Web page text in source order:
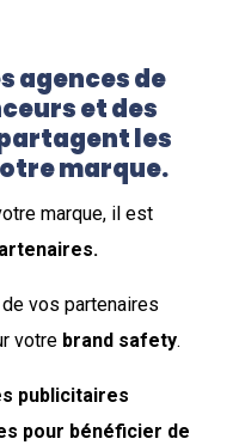
agences de
et des
les
marque.
marque, il est
vos partenaires
votre brand safety.
publicitaires
pour bénéficier de